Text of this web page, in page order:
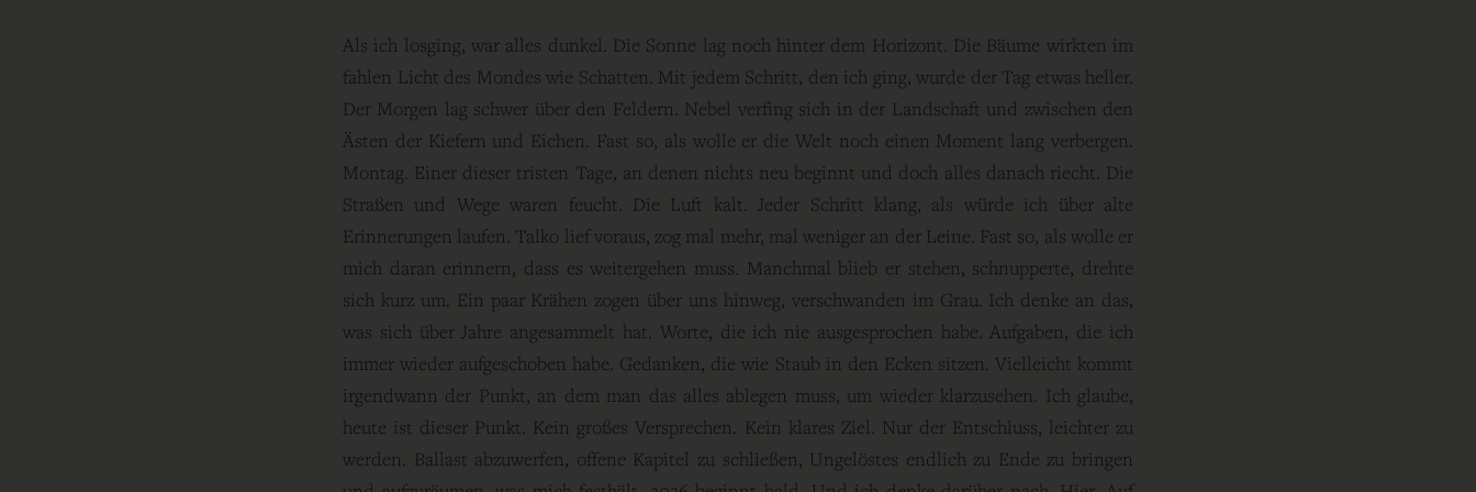
Als ich losging, war alles dunkel. Die Sonne lag noch hinter dem Horizont. Die Bäume wirkten im
fahlen Licht des Mondes wie Schatten. Mit jedem Schritt, den ich ging, wurde der Tag etwas heller.
Der Morgen lag schwer über den Feldern. Nebel verfing sich in der Landschaft und zwischen den
Ästen der Kiefern und Eichen. Fast so, als wolle er die Welt noch einen Moment lang verbergen.
Montag. Einer dieser tristen Tage, an denen nichts neu beginnt und doch alles danach riecht. Die
Straßen und Wege waren feucht. Die Luft kalt. Jeder Schritt klang, als würde ich über alte
Erinnerungen laufen. Talko lief voraus, zog mal mehr, mal weniger an der Leine. Fast so, als wolle er
mich daran erinnern, dass es weitergehen muss. Manchmal blieb er stehen, schnupperte, drehte
sich kurz um. Ein paar Krähen zogen über uns hinweg, verschwanden im Grau. Ich denke an das,
was sich über Jahre angesammelt hat. Worte, die ich nie ausgesprochen habe. Aufgaben, die ich
immer wieder aufgeschoben habe. Gedanken, die wie Staub in den Ecken sitzen. Vielleicht kommt
irgendwann der Punkt, an dem man das alles ablegen muss, um wieder klarzusehen. Ich glaube,
heute ist dieser Punkt. Kein großes Versprechen. Kein klares Ziel. Nur der Entschluss, leichter zu
werden. Ballast abzuwerfen, offene Kapitel zu schließen, Ungelöstes endlich zu Ende zu bringen